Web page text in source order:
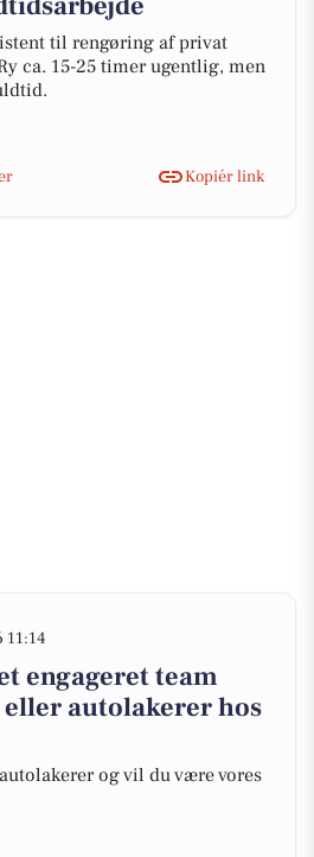
til rengøring af privat
ca. 15-25 timer ugentlig, men
Kopiér link
11:14
engageret team
autolakerer hos
og vil du være vores